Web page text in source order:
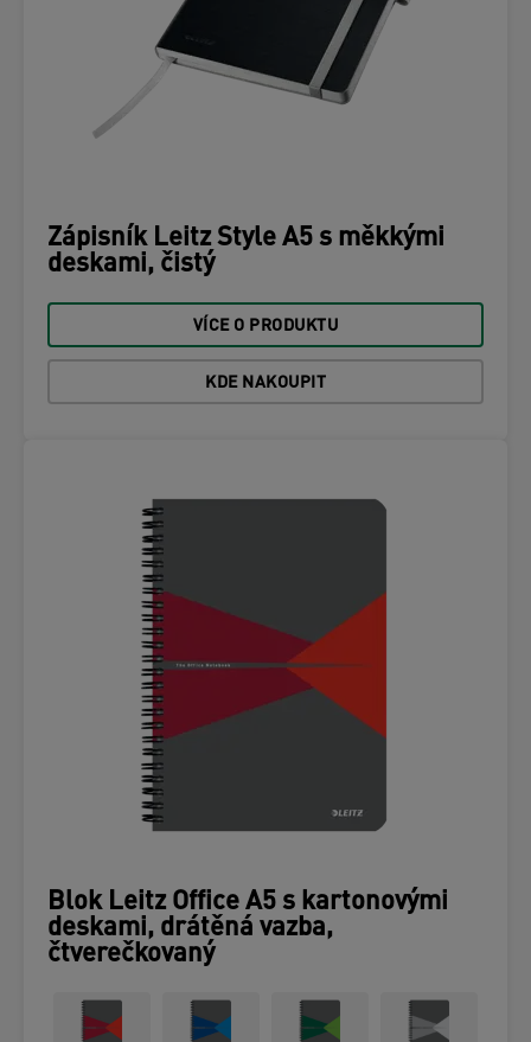
Zápisník Leitz Style A5 s měkkými
deskami, čistý
VÍCE O PRODUKTU
KDE NAKOUPIT
Blok Leitz Office A5 s kartonovými
deskami, drátěná vazba,
čtverečkovaný